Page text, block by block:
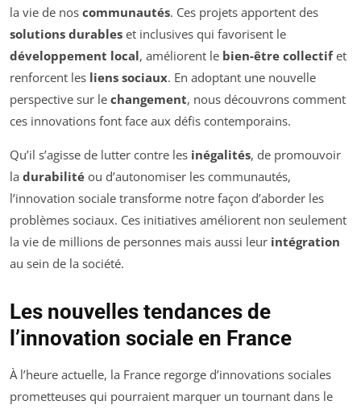
la vie de nos communautés. Ces projets apportent des
solutions durables et inclusives qui favorisent le
développement local, améliorent le bien-être collectifet
renforcent les liens sociaux. En adoptant une nouvelle
perspective sur le changement, nous découvrons comment
ces innovations font face aux défis contemporains.
Qu’il s’agisse de lutter contre les inégalités, de promouvoir
la durabilité ou d’autonomiser les communautés,
l’innovation sociale transforme notre façon d’aborder les
problèmes sociaux. Ces initiatives améliorent non seulement
la vie de millions de personnes mais aussi leur intégration
au sein de la société.
Les nouvelles tendances de
l’innovation sociale en France
À l’heure actuelle, la France regorge d’innovations sociales
prometteuses qui pourraient marquer un tournant dans le